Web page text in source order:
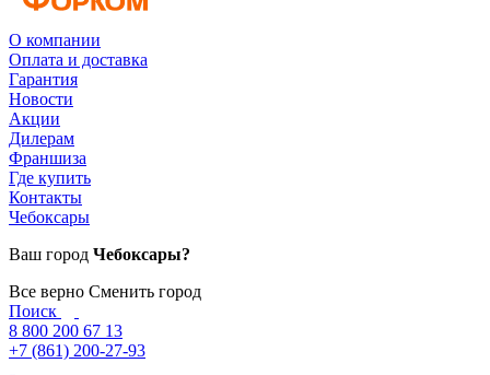
О компании
Оплата и доставка
Гарантия
Новости
Акции
Дилерам
Франшиза
Где купить
Контакты
Чебоксары
Ваш город Чебоксары?
Все верно Сменить город
Поиск
8 800 200 67 13
+7 (861) 200-27-93